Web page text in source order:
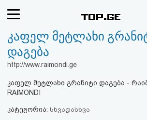
რეიტინგი
(მთავარი)
ფოსტა
კითხვა-
კაფელ მეტლახი
დაგება
http://www.raimondi.ge
კაფელ მეტლახი გრანიტი დაგება -
RAIMONDI
კატეგორია: სხვადასხვა